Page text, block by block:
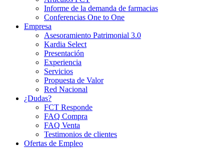
Informe de la demanda de farmacias
Conferencias One to One
Empresa
Asesoramiento Patrimonial 3.0
Kardia Select
Presentación
Experiencia
Servicios
Propuesta de Valor
Red Nacional
¿Dudas?
FCT Responde
FAQ Compra
FAQ Venta
Testimonios de clientes
Ofertas de Empleo